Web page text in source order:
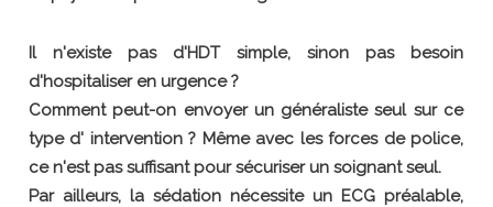
Il n'existe pas d'HDT simple, sinon pas besoin
d'hospitaliser en urgence ?
Comment peut-on envoyer un généraliste seul sur ce
type d' intervention ? Même avec les forces de police,
ce n'est pas suffisant pour sécuriser un soignant seul.
Par ailleurs, la sédation nécessite un ECG préalable,